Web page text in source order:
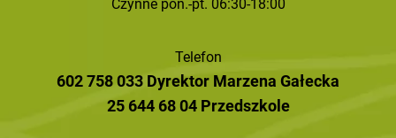
Czynne pon.-pt. 06:30-18:00
Telefon
602 758 033 Dyrektor Marzena Gałecka
25 644 68 04 Przedszkole